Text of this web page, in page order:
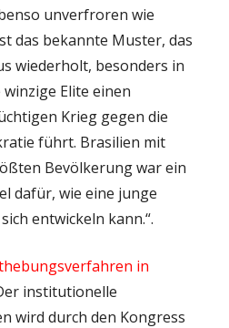
unverfroren wie
das bekannte Muster, das
wiederholt, besonders in
Elite einen
Krieg gegen die
führt. Brasilien mit
Bevölkerung war ein
dafür, wie eine junge
entwickeln kann.“.
in
institutionelle
wird durch den Kongress